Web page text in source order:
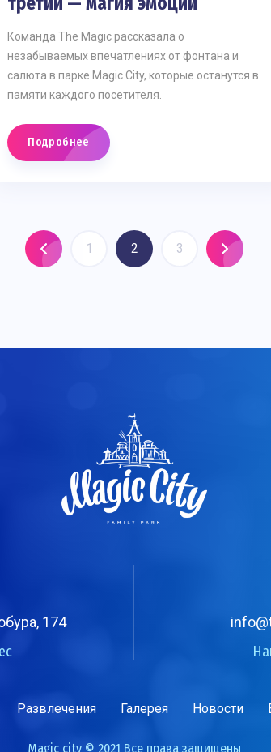
Команда The Magic рассказала о
незабываемых впечатлениях от фонтана и
салюта в парке Magic City, которые останутся в
памяти каждого посетителя.
Подробнее
1 2 3
174
Развлечения Галерея Новости
Magic city © 2021 Все права защищены